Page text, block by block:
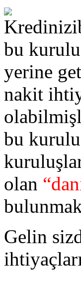
bu
yerine
nakit
bu
olan
Gelin